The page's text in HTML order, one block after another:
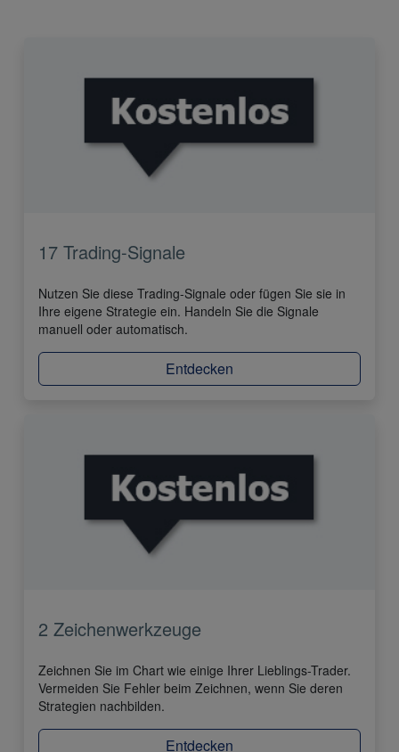
17 Trading-Signale
Nutzen Sie diese Trading-Signale oder fügen Sie sie in
Ihre eigene Strategie ein. Handeln Sie die Signale
manuell oder automatisch.
Entdecken
2 Zeichenwerkzeuge
Zeichnen Sie im Chart wie einige Ihrer Lieblings-Trader.
Vermeiden Sie Fehler beim Zeichnen, wenn Sie deren
Strategien nachbilden.
Entdecken